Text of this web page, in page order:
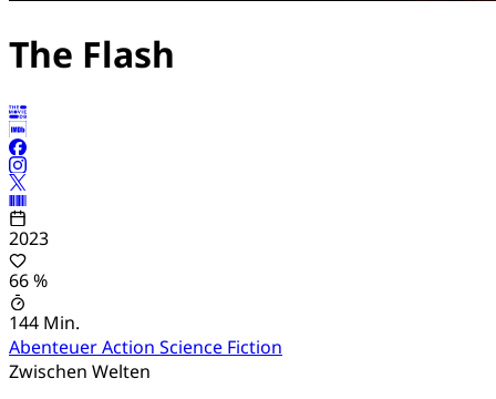
The Flash
2023
66 %
144 Min.
AbenteuerAction Science Fiction
Zwischen Welten